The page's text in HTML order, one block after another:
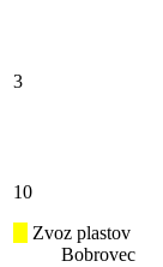
3
10
Zvoz plastov
Bobrovec